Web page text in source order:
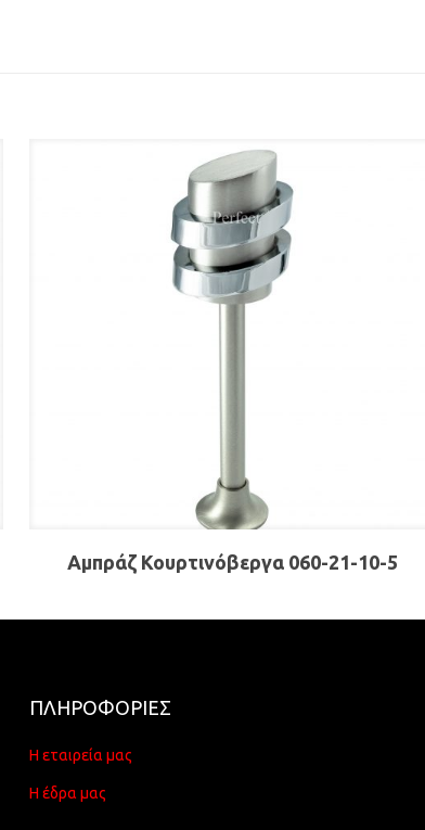
Αμπράζ Κουρτινόβεργα 060-21-10-5
ΠΛΗΡΟΦΟΡΙΕΣ
Η εταιρεία μας
Η έδρα μας